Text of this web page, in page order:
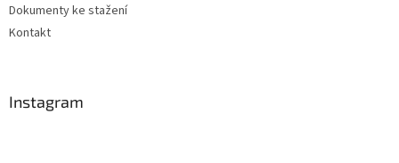
Dokumenty ke stažení
Kontakt
Instagram